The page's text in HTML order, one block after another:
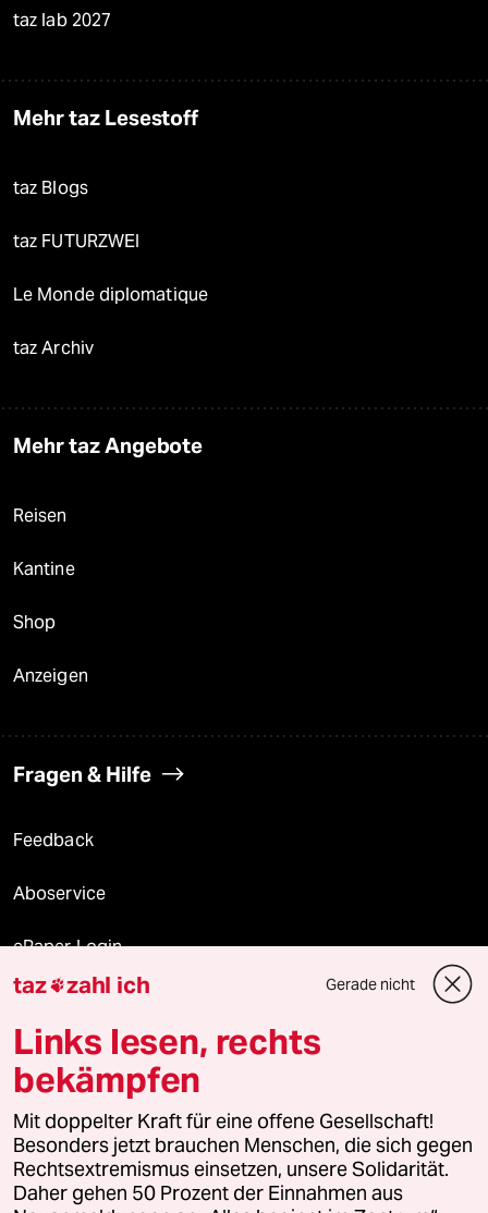
taz lab 2027
Mehr taz Lesestoff
taz Blogs
taz FUTURZWEI
Le Monde diplomatique
taz Archiv
Mehr taz Angebote
Reisen
Kantine
Shop
Anzeigen
Fragen & Hilfe
Feedback
Aboservice
ePaper Login
Downloads für Abonnierende
© 2026 taz Verlags und Vertriebs GmbH
Alle Rechte vorbehalten. Bei rechtlichen Fragen oder für Genehmigungen
wenden Sie sich bitte an
lizenzen@taz.de
Feedback Redaktionsstatut Kommune-Richtlinien
taz zahl ich Gerade nicht
Links lesen, rechts
bekämpfen
Mit doppelter Kraft für eine offene Gesellschaft!
Besonders jetzt brauchen Menschen, die sich gegen
Rechtsextremismus einsetzen, unsere Solidarität.
Daher gehen 50 Prozent der Einnahmen aus